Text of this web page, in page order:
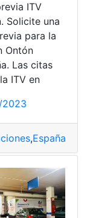
,ITV
ITV
Solicite una
para la
Ontón
Las citas
ITV en
2023
,España